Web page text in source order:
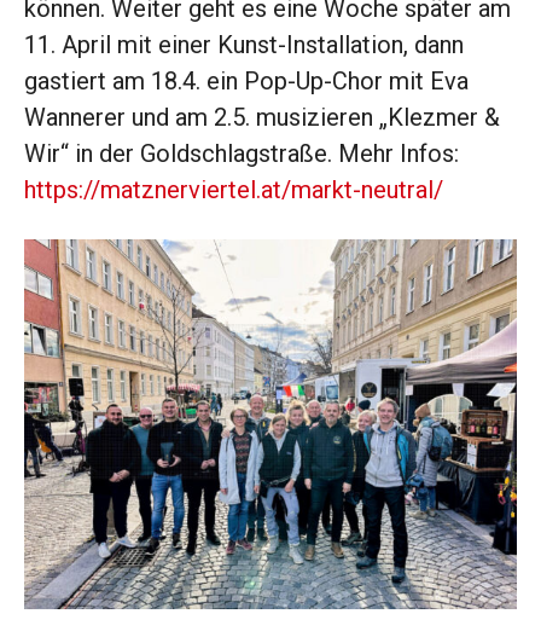
können. Weiter geht es eine Woche später am
11. April mit einer Kunst-Installation, dann
gastiert am 18.4. ein Pop-Up-Chor mit Eva
Wannerer und am 2.5. musizieren „Klezmer &
Wir“ in der Goldschlagstraße. Mehr Infos:
https://matznerviertel.at/markt-neutral/